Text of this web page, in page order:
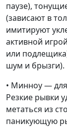
паузе),
(зависают в
имитируют
активной
или
шум и брызги).
• Минноу —
Резкие рывки
метаться из
паникующую